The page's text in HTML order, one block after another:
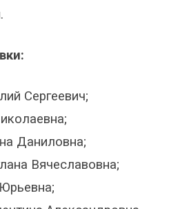
Сергеевич;
Даниловна;
Вячеславовна;